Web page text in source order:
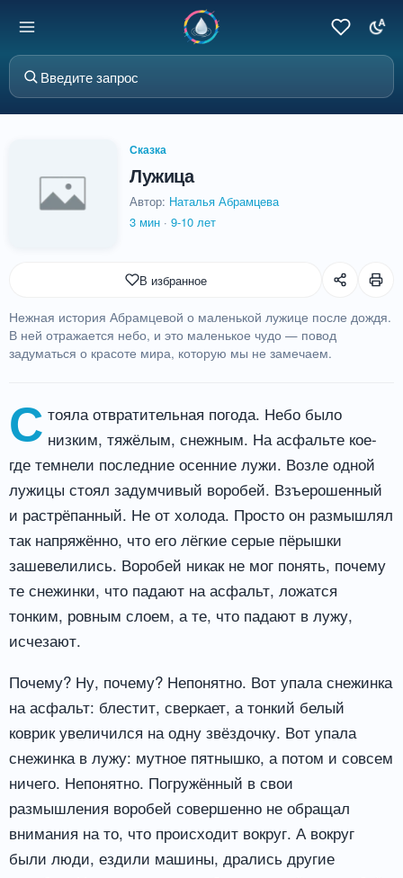
Сказка
Лужица
Автор: Наталья Абрамцева
3 мин · 9-10 лет
Нежная история Абрамцевой о маленькой лужице после дождя.
В ней отражается небо, и это маленькое чудо — повод
задуматься о красоте мира, которую мы не замечаем.
В избранное
С тояла отвратительная погода. Небо было
низким, тяжёлым, снежным. На асфальте кое-
где темнели последние осенние лужи. Возле одной
лужицы стоял задумчивый воробей. Взъерошенный
и растрёпанный. Не от холода. Просто он размышлял
так напряжённо, что его лёгкие серые пёрышки
зашевелились. Воробей никак не мог понять, почему
те снежинки, что падают на асфальт, ложатся
тонким, ровным слоем, а те, что падают в лужу,
исчезают.
Почему? Ну, почему? Непонятно. Вот упала снежинка
на асфальт: блестит, сверкает, а тонкий белый
коврик увеличился на одну звёздочку. Вот упала
снежинка в лужу: мутное пятнышко, а потом и совсем
ничего. Непонятно. Погружённый в свои
размышления воробей совершенно не обращал
внимания на то, что происходит вокруг. А вокруг
были люди, ездили машины, дрались другие